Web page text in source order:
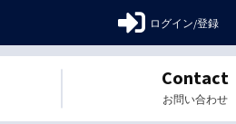
ログイン/登録
Contact
お問い合わせ